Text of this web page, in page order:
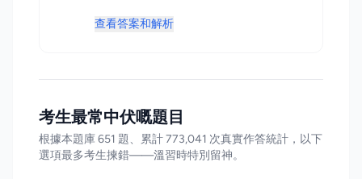
查看答案和解析
考生最常中伏嘅題目
根據本題庫 651 題、累計 773,041 次真實作答統計，以下
選項最多考生揀錯——溫習時特別留神。